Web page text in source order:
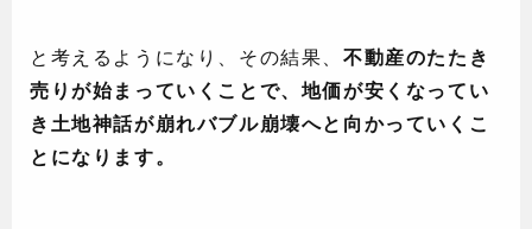
と考えるようになり、その結果、 不動産のたたき
売りが始まっていくことで、地価が安くなってい
き土地神話が崩れバブル崩壊へと向かっていくこ
とになります。